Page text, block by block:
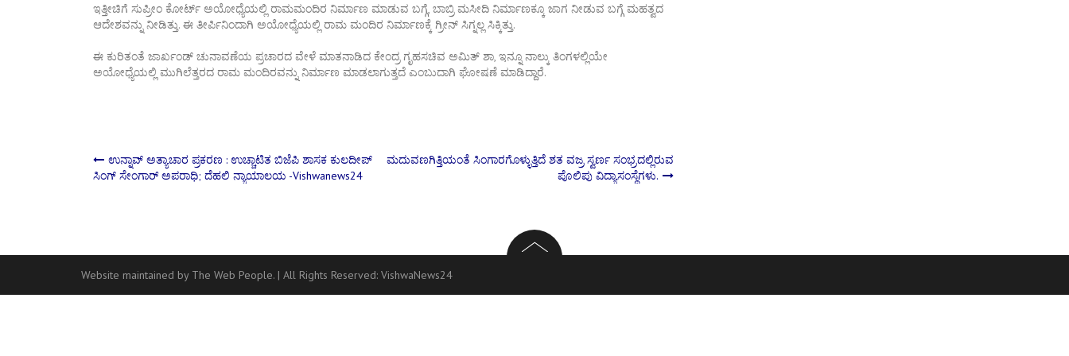
ಇತ್ತೀಚಿಗೆ ಸುಪ್ರೀಂ ಕೋರ್ಟ್ ಅಯೋಧ್ಯೆಯಲ್ಲಿ ರಾಮಮಂದಿರ ನಿರ್ಮಾಣ ಮಾಡುವ ಬಗ್ಗೆ, ಬಾಬ್ರಿ ಮಸೀದಿ ನಿರ್ಮಾಣಕ್ಕೂ ಜಾಗ ನೀಡುವ ಬಗ್ಗೆ ಮಹತ್ವದ
ಆದೇಶವನ್ನು ನೀಡಿತ್ತು. ಈ ತೀರ್ಪಿನಿಂದಾಗಿ ಅಯೋಧ್ಯೆಯಲ್ಲಿ ರಾಮ ಮಂದಿರ ನಿರ್ಮಾಣಕ್ಕೆ ಗ್ರೀನ್ ಸಿಗ್ನಲ್ಲ ಸಿಕ್ಕಿತ್ತು.
ಈ ಕುರಿತಂತೆ ಜಾರ್ಖಂಡ್ ಚುನಾವಣೆಯ ಪ್ರಚಾರದ ವೇಳೆ ಮಾತನಾಡಿದ ಕೇಂದ್ರ ಗೃಹಸಚಿವ ಅಮಿತ್ ಶಾ, ಇನ್ನೂ ನಾಲ್ಕು ತಿಂಗಳಲ್ಲಿಯೇ
ಅಯೋಧ್ಯೆಯಲ್ಲಿ ಮುಗಿಲೆತ್ತರದ ರಾಮ ಮಂದಿರವನ್ನು ನಿರ್ಮಾಣ ಮಾಡಲಾಗುತ್ತದೆ ಎಂಬುದಾಗಿ ಘೋಷಣೆ ಮಾಡಿದ್ದಾರೆ.
Post
ಉನ್ನಾವ್ ಅತ್ಯಾಚಾರ ಪ್ರಕರಣ : ಉಚ್ಚಾಟಿತ ಬಿಜೆಪಿ ಶಾಸಕ ಕುಲದೀಪ್​
ಸಿಂಗ್​ ಸೇಂಗಾರ್​ ಅಪರಾಧಿ; ದೆಹಲಿ ನ್ಯಾಯಾಲಯ -Vishwanews24
ಮದುವಣಗಿತ್ತಿಯಂತೆ ಸಿಂಗಾರಗೊಳ್ಳುತ್ತಿದೆ ಶತ ವಜ್ರ ಸ್ವರ್ಣ ಸಂಭ್ರದಲ್ಲಿರುವ
ಪೊಲಿಪು ವಿದ್ಯಾಸಂಸ್ಥೆಗಳು.
Website maintained by The Web People. | All Rights Reserved: VishwaNews24